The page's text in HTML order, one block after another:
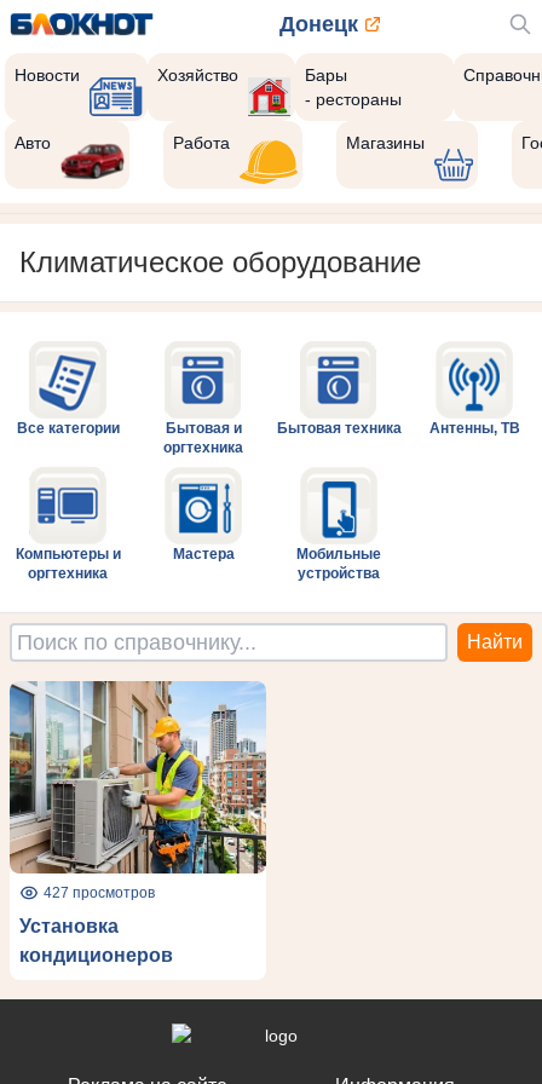
Донецк
Новости Хозяйство
Бары
- рестораны
Авто Работа Магазины
Климатическое оборудование
Все категории
Бытовая и
оргтехника
Бытовая техника Антенны, ТВ
Компьютеры и
оргтехника
Мастера
Мобильные
устройства
427 просмотров
Установка
кондиционеров